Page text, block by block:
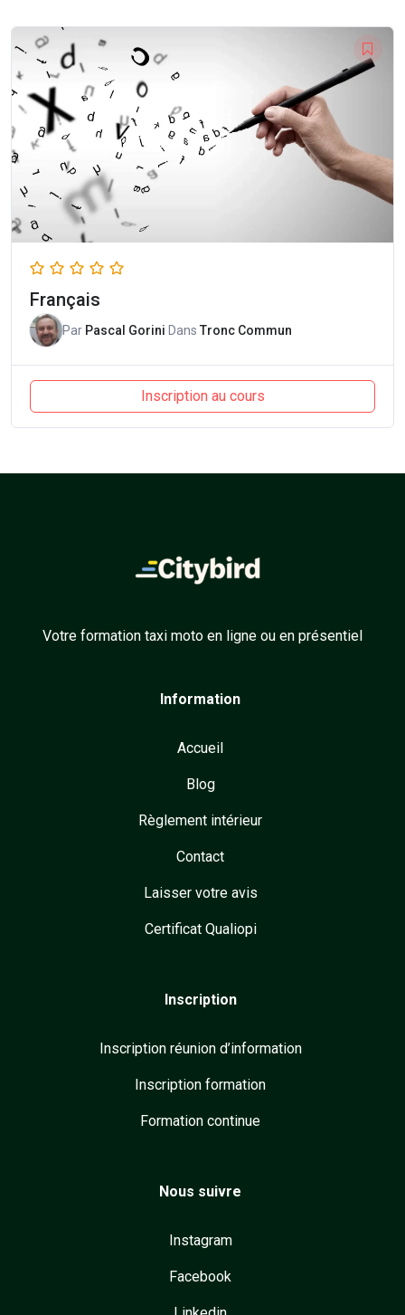
Français
Par Pascal Gorini Dans Tronc Commun
Inscription au cours
Votre formation taxi moto en ligne ou en présentiel
Information
Accueil
Blog
Règlement intérieur
Contact
Laisser votre avis
Certificat Qualiopi
Inscription
Inscription réunion d’information
Inscription formation
Formation continue
Nous suivre
Instagram
Facebook